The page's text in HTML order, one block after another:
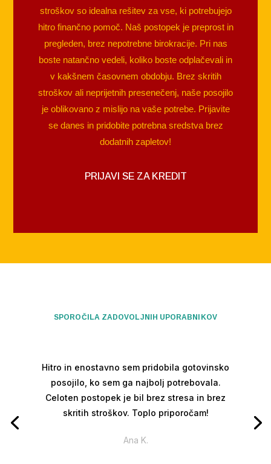
stroškov so idealna rešitev za vse, ki potrebujejo
hitro finančno pomoč. Naš postopek je preprost in
pregleden, brez nepotrebne birokracije. Pri nas
boste natančno vedeli, koliko boste odplačevali in
v kakšnem časovnem obdobju. Brez skritih
stroškov ali neprijetnih presenečenj, naše posojilo
je oblikovano z mislijo na vaše potrebe. Prijavite
se danes in pridobite potrebna sredstva brez
dodatnih zapletov!
PRIJAVI SE ZA KREDIT
SPOROČILA ZADOVOLJNIH UPORABNIKOV
Hitro in enostavno sem pridobila gotovinsko
posojilo, ko sem ga najbolj potrebovala.
Celoten postopek je bil brez stresa in brez
skritih stroškov. Toplo priporočam!
Ana K.